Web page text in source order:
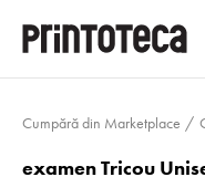
Cumpără din Marketplace
examen Tricou